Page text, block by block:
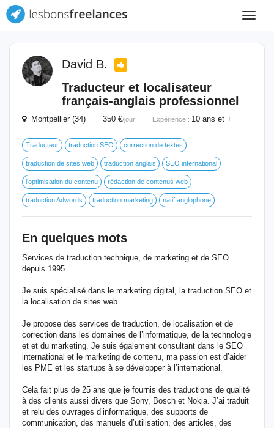
Toggle
David B.
Traducteur et localisateur
français-anglais professionnel
Montpellier (34) 350 €/jour Expérience : 10 ans et +
Traducteur traduction SEO correction de textes
traduction de sites web traduction anglais SEO international
l’optimisation du contenu rédaction de contenus web
traduction Adwords traduction marketing natif anglophone
En quelques mots
Services de traduction technique, de marketing et de SEO
depuis 1995.
Je suis spécialisé dans le marketing digital, la traduction SEO et
la localisation de sites web.
Je propose des services de traduction, de localisation et de
correction dans les domaines de l’informatique, de la technologie
et et du marketing. Je suis également consultant dans le SEO
international et le marketing de contenu, ma passion est d’aider
les PME et les startups à se développer à l’international.
Cela fait plus de 25 ans que je fournis des traductions de qualité
à des clients aussi divers que Sony, Bosch et Nokia. J’ai traduit
et relu des ouvrages d’informatique, des supports de
communication, des manuels d’utilisation, des articles, des